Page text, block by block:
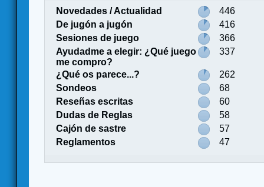
Novedades / Actualidad
446
De jugón a jugón
416
Sesiones de juego
366
Ayudadme a elegir: ¿Qué juego
me compro?
337
¿Qué os parece...?
262
Sondeos
68
Reseñas escritas
60
Dudas de Reglas
58
Cajón de sastre
57
Reglamentos
47